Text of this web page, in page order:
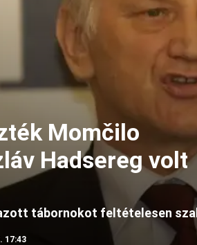
Momčilo
Hadsereg volt
tábornokot feltételesen
17:43